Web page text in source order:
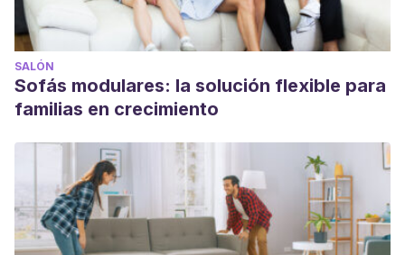
SALÓN
Sofás modulares: la solución flexible para
familias en crecimiento